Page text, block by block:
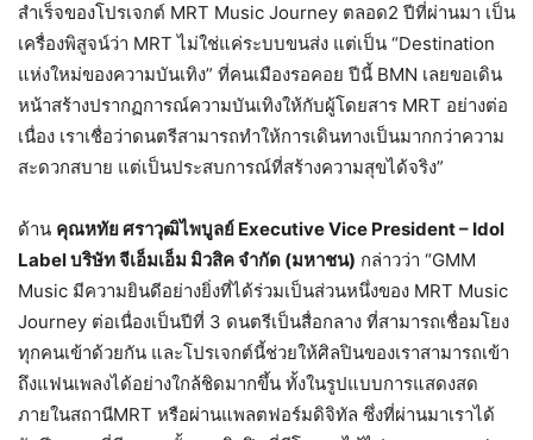
สำเร็จของโปรเจกต์ MRT Music Journey ตลอด2 ปีที่ผ่านมา เป็น
เครื่องพิสูจน์ว่า MRT ไม่ใช่แค่ระบบขนส่ง แต่เป็น “Destination
แห่งใหม่ของความบันเทิง” ที่คนเมืองรอคอย ปีนี้ BMN เลยขอเดิน
หน้าสร้างปรากฏการณ์ความบันเทิงให้กับผู้โดยสาร MRT อย่างต่อ
เนื่อง เราเชื่อว่าดนตรีสามารถทำให้การเดินทางเป็นมากกว่าความ
สะดวกสบาย แต่เป็นประสบการณ์ที่สร้างความสุขได้จริง”
ด้าน คุณหทัย ศราวุฒิไพบูลย์ Executive Vice President – Idol
Label บริษัท จีเอ็มเอ็ม มิวสิค จำกัด (มหาชน) กล่าวว่า “GMM
Music มีความยินดีอย่างยิ่งที่ได้ร่วมเป็นส่วนหนึ่งของ MRT Music
Journey ต่อเนื่องเป็นปีที่ 3 ดนตรีเป็นสื่อกลาง ที่สามารถเชื่อมโยง
ทุกคนเข้าด้วยกัน และโปรเจกต์นี้ช่วยให้ศิลปินของเราสามารถเข้า
ถึงแฟนเพลงได้อย่างใกล้ชิดมากขึ้น ทั้งในรูปแบบการแสดงสด
ภายในสถานีMRT หรือผ่านแพลตฟอร์มดิจิทัล ซึ่งที่ผ่านมาเราได้